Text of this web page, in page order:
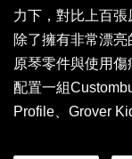
力下，對比上百張
除了擁有非常漂
原琴零件與使用
配置一組
Profile、Grover